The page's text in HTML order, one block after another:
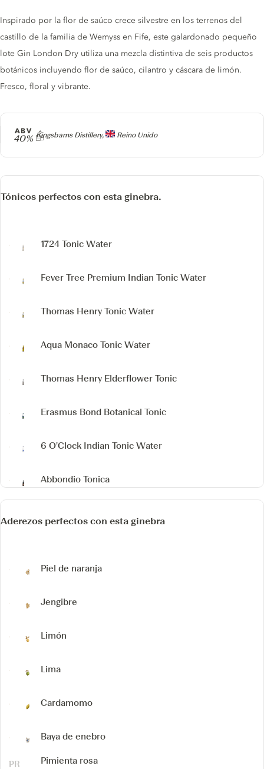
Producer
Kingsbarns Distillery, Reino Unido
ABV
40%
Gin description
Inspirado por la flor de saúco crece silvestre en los terrenos del
castillo de la familia de Wemyss en Fife, este galardonado pequeño
lote Gin London Dry utiliza una mezcla distintiva de seis productos
botánicos incluyendo flor de saúco, cilantro y cáscara de limón.
Fresco, floral y vibrante.
Tónicos perfectos con esta ginebra.
1724 Tonic Water
Fever Tree Premium Indian Tonic Water
Thomas Henry Tonic Water
Aqua Monaco Tonic Water
Thomas Henry Elderflower Tonic
Erasmus Bond Botanical Tonic
6 O'Clock Indian Tonic Water
Abbondio Tonica
Aderezos perfectos con esta ginebra
Piel de naranja
Jengibre
Limón
Lima
Cardamomo
Baya de enebro
Pimienta rosa